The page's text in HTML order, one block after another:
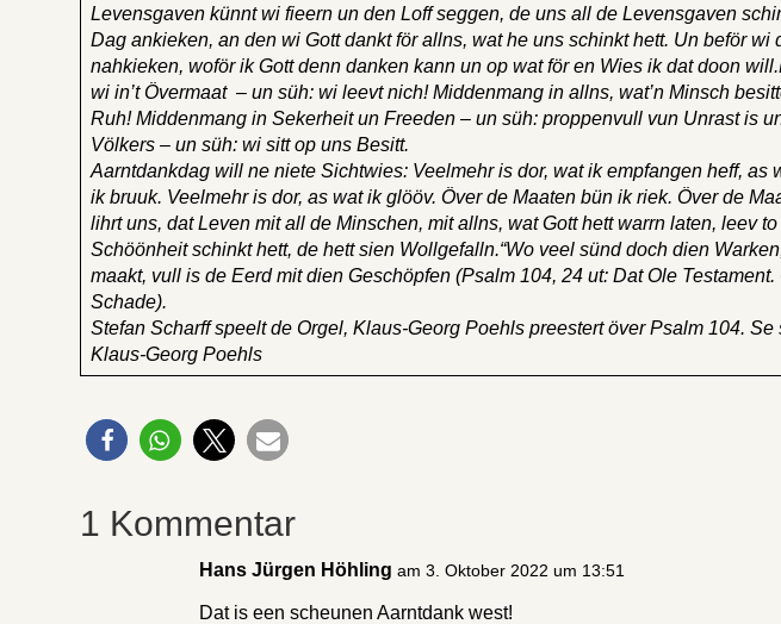
Levensgaven künnt wi fieern un den Loff seggen, de uns all de Levensgaven
Dag ankieken, an den wi Gott dankt för allns, wat he uns schinkt hett. Un beför
nahkieken, woför ik Gott denn danken kann un op wat för en Wies ik dat doon
wi in’t Övermaat – un süh: wi leevt nich! Middenmang in allns, wat’n Minsch
Ruh! Middenmang in Sekerheit un Freeden – un süh: proppenvull vun Unrast is
Völkers – un süh: wi sitt op uns Besitt.
Aarntdankdag will ne niete Sichtwies: Veelmehr is dor, wat ik empfangen heff, as
ik bruuk. Veelmehr is dor, as wat ik glööv. Över de Maaten bün ik riek. Över de
lihrt uns, dat Leven mit all de Minschen, mit allns, wat Gott hett warrn laten, leev
Schöönheit schinkt hett, de hett sien Wollgefalln.“Wo veel sünd doch dien
maakt, vull is de Eerd mit dien Geschöpfen (Psalm 104, 24 ut: Dat Ole
Schade).
Stefan Scharff speelt de Orgel, Klaus-Georg Poehls preestert över Psalm 104.
Klaus-Georg Poehls
1 Kommentar
Hans Jürgen Höhling am 3. Oktober 2022 um 13:51
Dat is een scheunen Aarntdank west!